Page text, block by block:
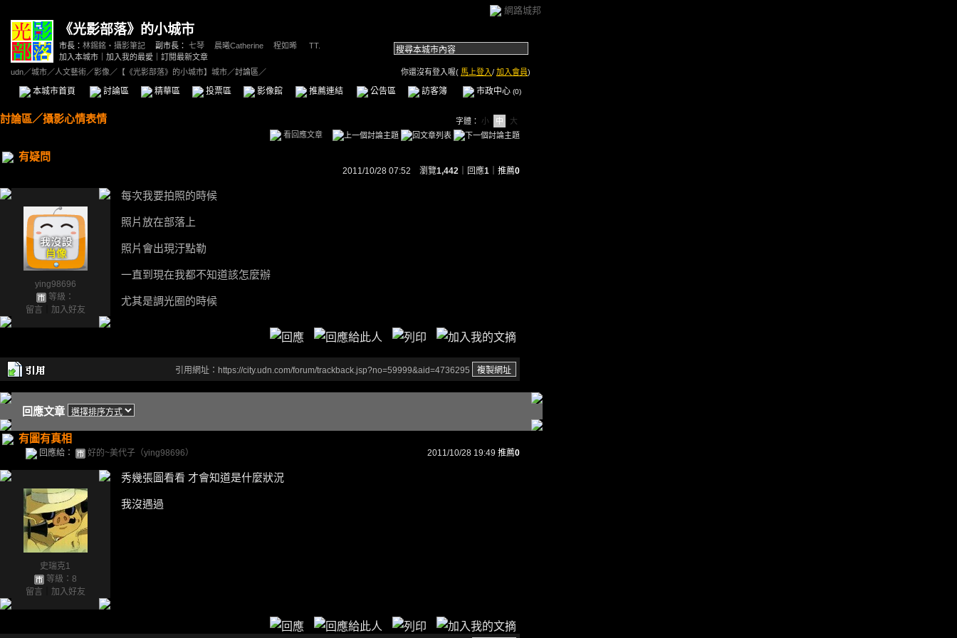
網路城邦
《光影部落》的小城市
市長： 林錫銘‧攝影筆記 副市長： 七琴 晨曦Catherine 程如晞
TT.
加入本城市
加入我的最愛
訂閱最新文章
udn／城市／人文藝術／影像 ／ 【《光影部落》的小城市】城市／討論區／ 你還沒有登入喔( 馬上登入/ 加入會員)
本城市首頁 討論區 精華區 投票區 影像館 推薦連結 公告區 訪客簿 市政中心 (0)
討論區／攝影心情表情 字體： 小 中
大
看回應文章
有疑問
2011/10/28 07:52 瀏覽1,442 ｜回應1 推薦0
ying98696
等級：
留言
加入好友
每次我要拍照的時候
照片放在部落上
照片會出現汙點勒
一直到現在我都不知道該怎麼辦
尤其是調光圈的時候
引用網址：https://city.udn.com/forum/trackback.jsp?no=59999&aid=4736295
回應文章
有圖有真相
回應給： 好的~美代子（ying98696） 2011/10/28 19:49 推薦0
史瑞克1
等級：8
留言
加入好友
秀幾張圖看看 才會知道是什麼狀況
我沒遇過